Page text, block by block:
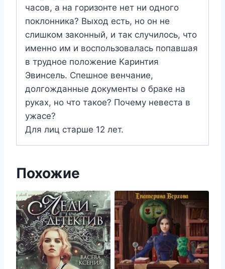
часов, а на горизонте нет ни одного
поклонника? Выход есть, но он не
слишком законный, и так случилось, что
именно им и воспользовалась попавшая
в трудное положение Каринтия
Эвинсель. Спешное венчание,
долгожданные документы о браке на
руках, но что такое? Почему невеста в
ужасе?
Для лиц старше 12 лет.
Похожие